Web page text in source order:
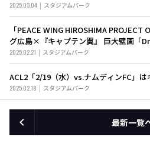
2025.03.04 スタジアムパーク
「PEACE WING HIROSHIMA
グ広島×『キャプテン翼』 巨大壁画「
開！
2025.02.21 スタジアムパーク
ACL2「2/19（水）vs.ナムディンFC」
2025.02.18 スタジアムパーク
最新一覧